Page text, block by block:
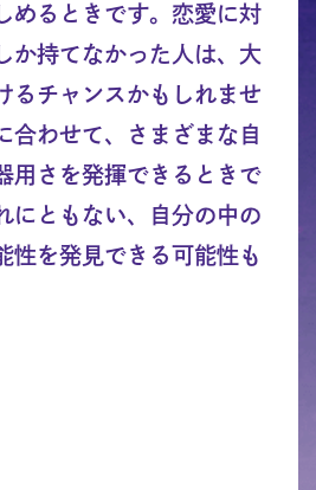
めるときです。恋愛に対
か持てなかった人は、大
るチャンスかもしれませ
合わせて、さまざまな自
用さを発揮できるときで
にともない、自分の中の
性を発見できる可能性も